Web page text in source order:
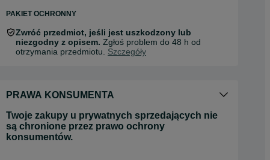
PAKIET OCHRONNY
Zwróć przedmiot, jeśli jest uszkodzony lub
niezgodny z opisem. Zgłoś problem do 48 h od
otrzymania przedmiotu. Szczegóły
PRAWA KONSUMENTA
Twoje zakupy u prywatnych sprzedających nie
są chronione przez prawo ochrony
konsumentów.